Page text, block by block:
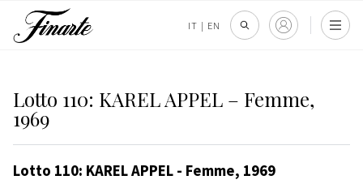
IT | EN
Lotto 110: KAREL APPEL – Femme,
1969
Lotto 110: KAREL APPEL - Femme, 1969